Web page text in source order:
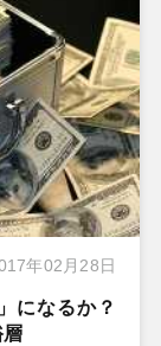
年02月28日
になるか？
層